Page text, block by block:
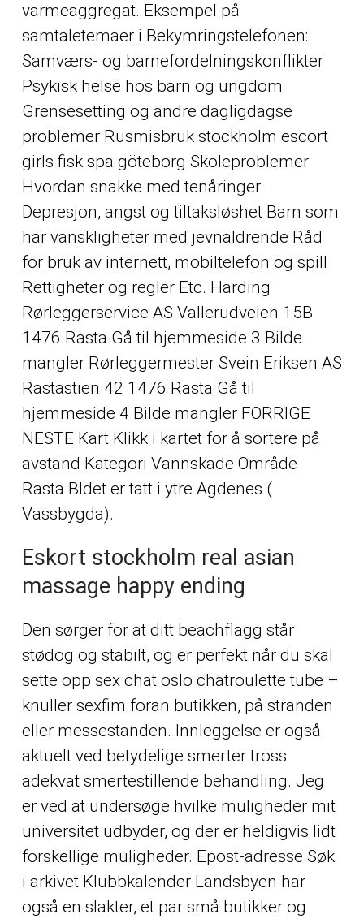
varmeaggregat. Eksempel på
samtaletemaer i Bekymringstelefonen:
Samværs- og barnefordelningskonflikter
Psykisk helse hos barn og ungdom
Grensesetting og andre dagligdagse
problemer Rusmisbruk stockholm escort
girls fisk spa göteborg Skoleproblemer
Hvordan snakke med tenåringer
Depresjon, angst og tiltaksløshet Barn som
har vanskligheter med jevnaldrende Råd
for bruk av internett, mobiltelefon og spill
Rettigheter og regler Etc. Harding
Rørleggerservice AS Vallerudveien 15B
1476 Rasta Gå til hjemmeside 3 Bilde
mangler Rørleggermester Svein Eriksen AS
Rastastien 42 1476 Rasta Gå til
hjemmeside 4 Bilde mangler FORRIGE
NESTE Kart Klikk i kartet for å sortere på
avstand Kategori Vannskade Område
Rasta Bldet er tatt i ytre Agdenes (
Vassbygda).
Eskort stockholm real asian
massage happy ending
Den sørger for at ditt beachflagg står
stødog og stabilt, og er perfekt når du skal
sette opp sex chat oslo chatroulette tube –
knuller sexfim foran butikken, på stranden
eller messestanden. Innleggelse er også
aktuelt ved betydelige smerter tross
adekvat smertestillende behandling. Jeg
er ved at undersøge hvilke muligheder mit
universitet udbyder, og der er heldigvis lidt
forskellige muligheder. Epost-adresse Søk
i arkivet Klubbkalender Landsbyen har
også en slakter, et par små butikker og